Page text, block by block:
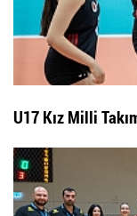
U17 Kız Milli